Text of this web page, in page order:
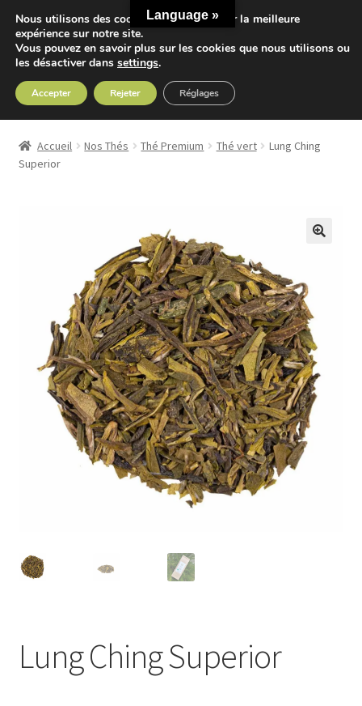
Aller
à
la
navigation
Aller
au
contenu
Accueil
Nos Thés
enfant
le
Accessoires
Accueil Nos Thés Thé Premium Thé vert
Lung Ching
Superior
Lung Ching Superior
Language »
Nous utilisons des cookies pour vous offrir la meilleure
expérience sur notre site.
Vous pouvez en savoir plus sur les cookies que nous utilisons ou
les désactiver dans settings.
Accepter Rejeter Réglages